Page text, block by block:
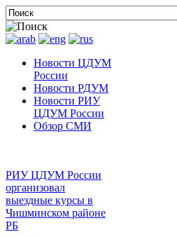
Новости ЦДУМ
России
Новости РДУМ
Новости РИУ
ЦДУМ России
Обзор СМИ
РИУ ЦДУМ России
организовал
выездные курсы в
Чишминском районе
РБ